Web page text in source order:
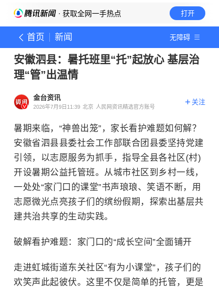
· 获取全网一手热点 打开
首页 新闻 无障碍
安徽泗县：暑托班里“托”起放心 基层治
理“管”出温情
金台资讯
2026年7月9日11:39 北京 人民网资讯精选官方账号
关注
暑期来临，“神兽出笼”，家长看护难题如何解？
安徽省泗县县委社会工作部联合团县委坚持党建
引领，以志愿服务为抓手，指导全县各社区(村)
开设暑期公益托管班。从城市社区到乡村一线，
一处处“家门口的课堂”书声琅琅、笑语不断，用
志愿微光点亮孩子们的缤纷假期，探索出基层共
建共治共享的生动实践。
破解看护难题：家门口的“成长空间”全面铺开
走进虹城街道东关社区“有为小课堂”，孩子们的
欢笑声此起彼伏。这里不仅是简单的托管，更是